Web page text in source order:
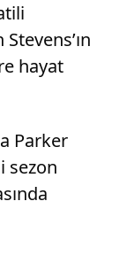
hayat
Parker
sezon